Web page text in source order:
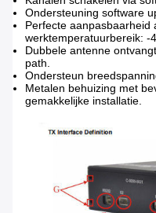
Ondersteuning software
Perfecte aanpasbaarheid
werktemperatuurbereik: -
Dubbele antenne
path.
Ondersteun
Metalen behuizing met
gemakkelijke installatie.